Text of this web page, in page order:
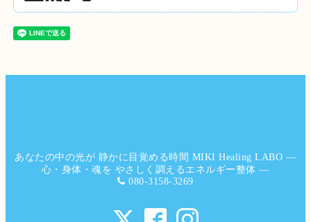
あなたの中の光が 静かに目覚める時間 MIKI Healing LABO ―
心・身体・魂を やさしく調えるエネルギー整体 ―
080-3158-3269